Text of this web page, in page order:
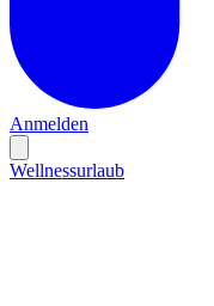
Anmelden
Wellnessurlaub